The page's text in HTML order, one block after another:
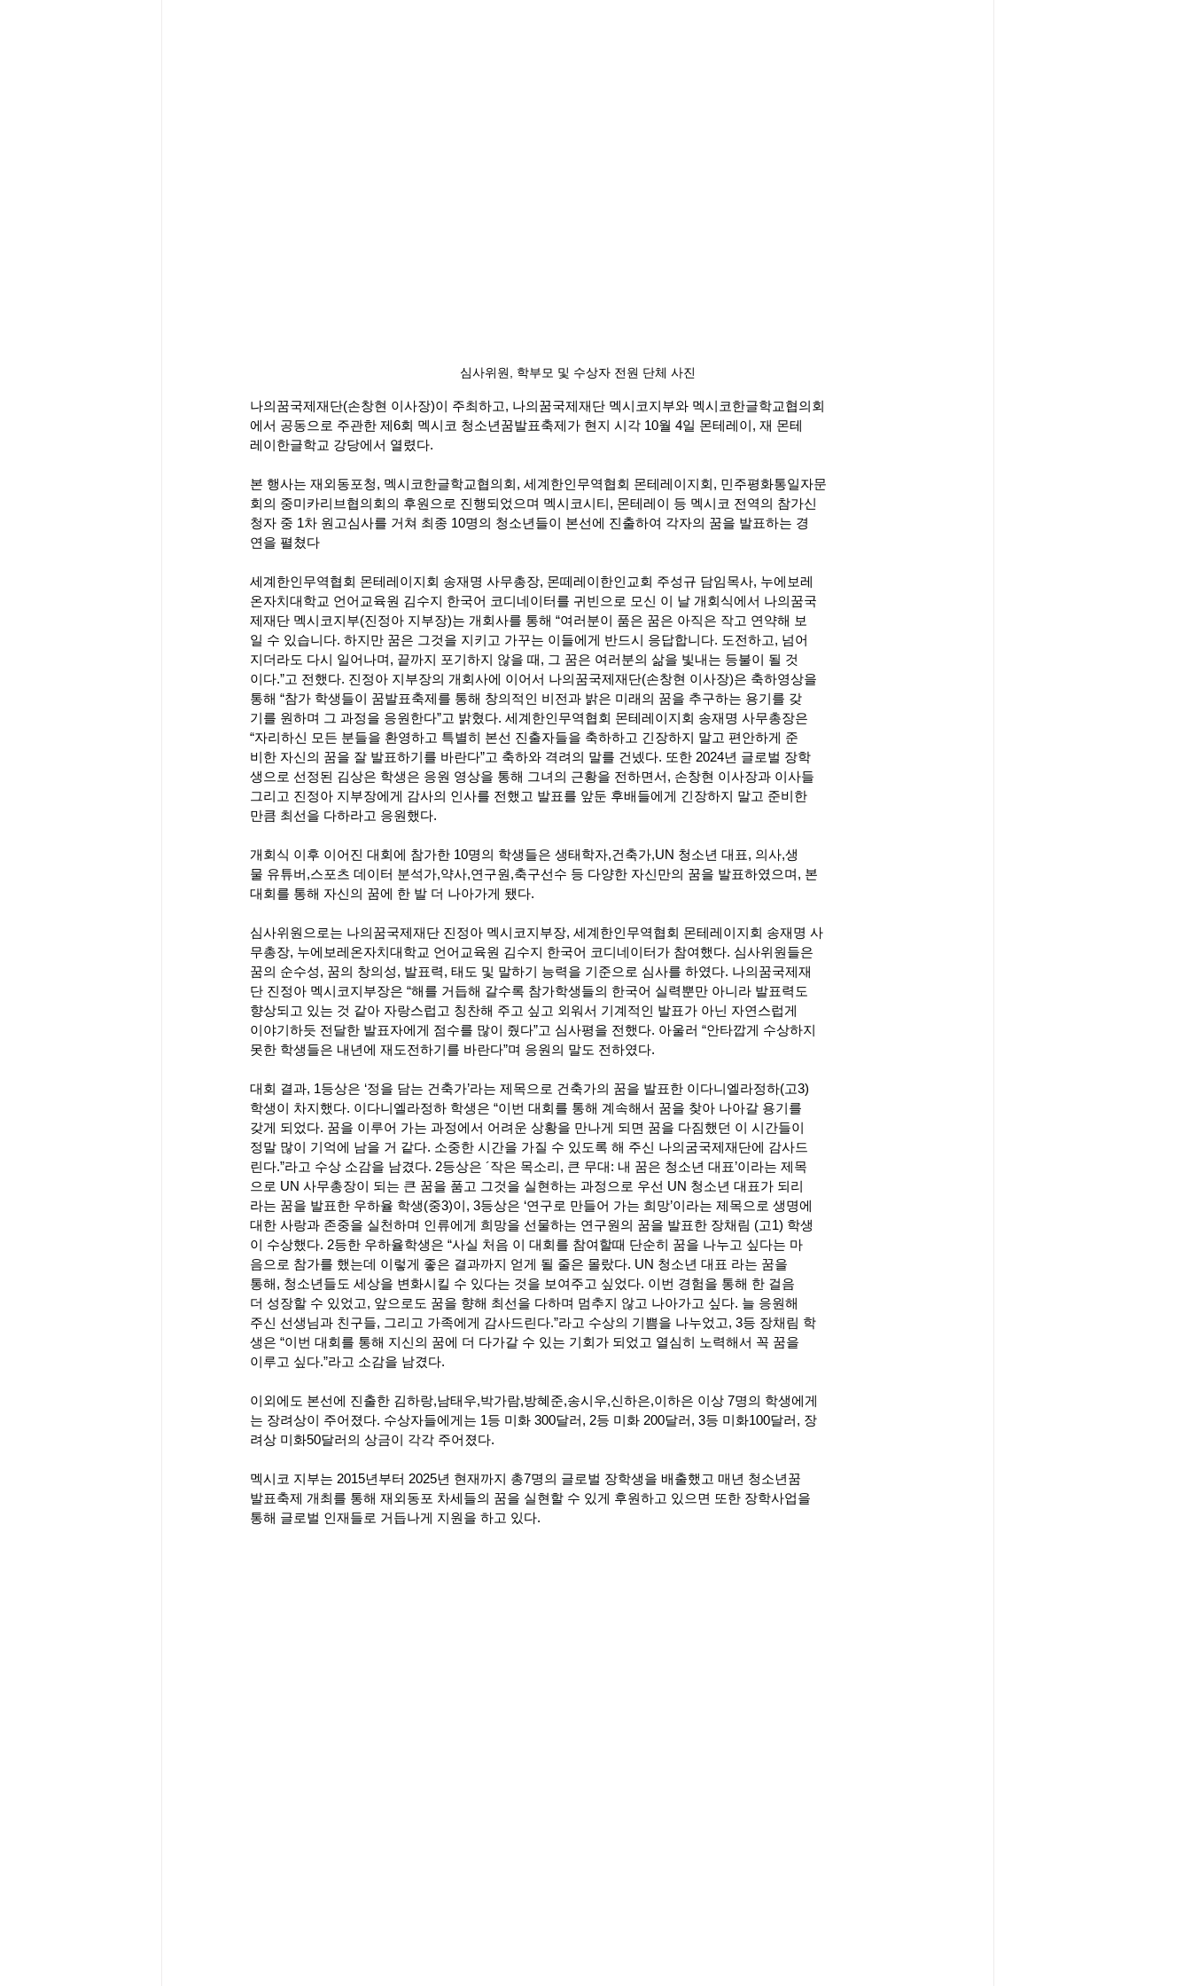
심사위원, 학부모 및 수상자 전원 단체 사진
나의꿈국제재단(손창현 이사장)이 주최하고, 나의꿈국제재단 멕시코지부와 멕시코한글학교협의회
에서 공동으로 주관한 제6회 멕시코 청소년꿈발표축제가 현지 시각 10월 4일 몬테레이, 재 몬테
레이한글학교 강당에서 열렸다.
본 행사는 재외동포청, 멕시코한글학교협의회, 세계한인무역협회 몬테레이지회, 민주평화통일자문
회의 중미카리브협의회의 후원으로 진행되었으며 멕시코시티, 몬테레이 등 멕시코 전역의 참가신
청자 중 1차 원고심사를 거쳐 최종 10명의 청소년들이 본선에 진출하여 각자의 꿈을 발표하는 경
연을 펼쳤다
세계한인무역협회 몬테레이지회 송재명 사무총장, 몬떼레이한인교회 주성규 담임목사, 누에보레
온자치대학교 언어교육원 김수지 한국어 코디네이터를 귀빈으로 모신 이 날 개회식에서 나의꿈국
제재단 멕시코지부(진정아 지부장)는 개회사를 통해 “여러분이 품은 꿈은 아직은 작고 연약해 보
일 수 있습니다. 하지만 꿈은 그것을 지키고 가꾸는 이들에게 반드시 응답합니다. 도전하고, 넘어
지더라도 다시 일어나며, 끝까지 포기하지 않을 때, 그 꿈은 여러분의 삶을 빛내는 등불이 될 것
이다.”고 전했다. 진정아 지부장의 개회사에 이어서 나의꿈국제재단(손창현 이사장)은 축하영상을
통해 “참가 학생들이 꿈발표축제를 통해 창의적인 비전과 밝은 미래의 꿈을 추구하는 용기를 갖
기를 원하며 그 과정을 응원한다”고 밝혔다. 세계한인무역협회 몬테레이지회 송재명 사무총장은
“자리하신 모든 분들을 환영하고 특별히 본선 진출자들을 축하하고 긴장하지 말고 편안하게 준
비한 자신의 꿈을 잘 발표하기를 바란다”고 축하와 격려의 말를 건넸다. 또한 2024년 글로벌 장학
생으로 선정된 김상은 학생은 응원 영상을 통해 그녀의 근황을 전하면서, 손창현 이사장과 이사들
그리고 진정아 지부장에게 감사의 인사를 전했고 발표를 앞둔 후배들에게 긴장하지 말고 준비한
만큼 최선을 다하라고 응원했다.
개회식 이후 이어진 대회에 참가한 10명의 학생들은 생태학자,건축가,UN 청소년 대표, 의사,생
물 유튜버,스포츠 데이터 분석가,약사,연구원,축구선수 등 다양한 자신만의 꿈을 발표하였으며, 본
대회를 통해 자신의 꿈에 한 발 더 나아가게 됐다.
심사위원으로는 나의꿈국제재단 진정아 멕시코지부장, 세계한인무역협회 몬테레이지회 송재명 사
무총장, 누에보레온자치대학교 언어교육원 김수지 한국어 코디네이터가 참여했다. 심사위원들은
꿈의 순수성, 꿈의 창의성, 발표력, 태도 및 말하기 능력을 기준으로 심사를 하였다. 나의꿈국제재
단 진정아 멕시코지부장은 “해를 거듭해 갈수록 참가학생들의 한국어 실력뿐만 아니라 발표력도
향상되고 있는 것 같아 자랑스럽고 칭찬해 주고 싶고 외워서 기계적인 발표가 아닌 자연스럽게
이야기하듯 전달한 발표자에게 점수를 많이 줬다”고 심사평을 전했다. 아울러 “안타깝게 수상하지
못한 학생들은 내년에 재도전하기를 바란다”며 응원의 말도 전하였다.
대회 결과, 1등상은 ‘정을 담는 건축가’라는 제목으로 건축가의 꿈을 발표한 이다니엘라정하(고3)
학생이 차지했다. 이다니엘라정하 학생은 “이번 대회를 통해 계속해서 꿈을 찾아 나아갈 용기를
갖게 되었다. 꿈을 이루어 가는 과정에서 어려운 상황을 만나게 되면 꿈을 다짐했던 이 시간들이
정말 많이 기억에 남을 거 같다. 소중한 시간을 가질 수 있도록 해 주신 나의굼국제재단에 감사드
린다.”라고 수상 소감을 남겼다. 2등상은 ´작은 목소리, 큰 무대: 내 꿈은 청소년 대표’이라는 제목
으로 UN 사무총장이 되는 큰 꿈을 품고 그것을 실현하는 과정으로 우선 UN 청소년 대표가 되리
라는 꿈을 발표한 우하율 학생(중3)이, 3등상은 ‘연구로 만들어 가는 희망’이라는 제목으로 생명에
대한 사랑과 존중을 실천하며 인류에게 희망을 선물하는 연구원의 꿈을 발표한 장채림 (고1) 학생
이 수상했다. 2등한 우하율학생은 “사실 처음 이 대회를 참여할때 단순히 꿈을 나누고 싶다는 마
음으로 참가를 했는데 이렇게 좋은 결과까지 얻게 될 줄은 몰랐다. UN 청소년 대표 라는 꿈을
통해, 청소년들도 세상을 변화시킬 수 있다는 것을 보여주고 싶었다. 이번 경험을 통해 한 걸음
더 성장할 수 있었고, 앞으로도 꿈을 향해 최선을 다하며 멈추지 않고 나아가고 싶다. 늘 응원해
주신 선생님과 친구들, 그리고 가족에게 감사드린다.”라고 수상의 기쁨을 나누었고, 3등 장채림 학
생은 “이번 대회를 통해 지신의 꿈에 더 다가갈 수 있는 기회가 되었고 열심히 노력해서 꼭 꿈을
이루고 싶다.”라고 소감을 남겼다.
이외에도 본선에 진출한 김하랑,남태우,박가람,방혜준,송시우,신하은,이하은 이상 7명의 학생에게
는 장려상이 주어졌다. 수상자들에게는 1등 미화 300달러, 2등 미화 200달러, 3등 미화100달러, 장
려상 미화50달러의 상금이 각각 주어졌다.
멕시코 지부는 2015년부터 2025년 현재까지 총7명의 글로벌 장학생을 배출했고 매년 청소년꿈
발표축제 개최를 통해 재외동포 차세들의 꿈을 실현할 수 있게 후원하고 있으면 또한 장학사업을
통해 글로벌 인재들로 거듭나게 지원을 하고 있다.